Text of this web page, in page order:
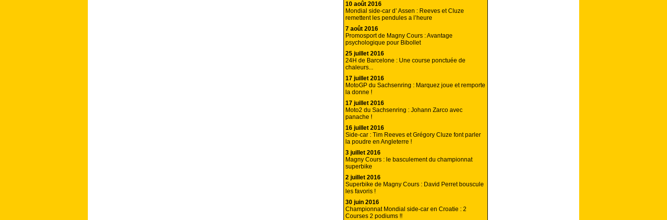
10 août 2016
Mondial side-car d’ Assen : Reeves et Cluze
remettent les pendules a l’heure
7 août 2016
Promosport de Magny Cours : Avantage
psychologique pour Bibollet
25 juillet 2016
24H de Barcelone : Une course ponctuée de
chaleurs...
17 juillet 2016
MotoGP du Sachsenring : Marquez joue et remporte
la donne !
17 juillet 2016
Moto2 du Sachsenring : Johann Zarco avec
panache !
16 juillet 2016
Side-car : Tim Reeves et Grégory Cluze font parler
la poudre en Angleterre !
3 juillet 2016
Magny Cours : le basculement du championnat
superbike
2 juillet 2016
Superbike de Magny Cours : David Perret bouscule
les favoris !
30 juin 2016
Championnat Mondial side-car en Croatie : 2
Courses 2 podiums !!